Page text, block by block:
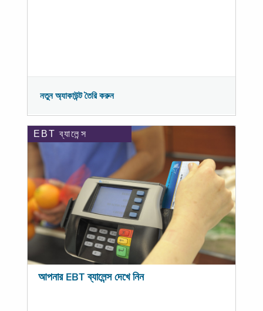
নতুন অ্যাকাউন্ট তৈরি করুন
EBT ব্যালেন্স
আপনার EBT ব্যালেন্স দেখে নিন